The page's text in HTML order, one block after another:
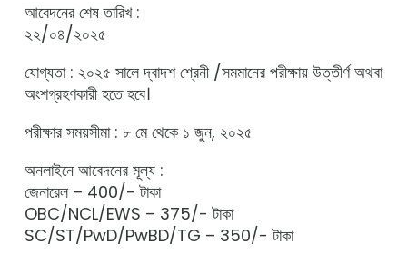
আবেদনের শেষ তারিখ :
২২/০৪/২০২৫
যোগ্যতা : ২০২৫ সালে দ্বাদশ শ্রেনী /সমমানের পরীক্ষায় উত্তীর্ণ অথবা
অংশগ্রহণকারী হতে হবে।
পরীক্ষার সময়সীমা : ৮ মে থেকে ১ জুন, ২০২৫
অনলাইনে আবেদনের মূল্য :
জেনারেল – 400/- টাকা
OBC/NCL/EWS – 375/- টাকা
SC/ST/PwD/PwBD/TG – 350/- টাকা